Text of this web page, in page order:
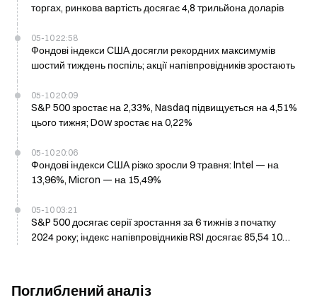
торгах, ринкова вартість досягає 4,8 трильйона доларів
05-10 22:58
Фондові індекси США досягли рекордних максимумів
шостий тиждень поспіль; акції напівпровідників зростають
05-10 20:09
S&P 500 зростає на 2,33%, Nasdaq підвищується на 4,51%
цього тижня; Dow зростає на 0,22%
05-10 20:06
Фондові індекси США різко зросли 9 травня: Intel — на
13,96%, Micron — на 15,49%
05-10 03:21
S&P 500 досягає серії зростання за 6 тижнів з початку
2024 року; індекс напівпровідників RSI досягає 85,54 10
Поглиблений аналіз